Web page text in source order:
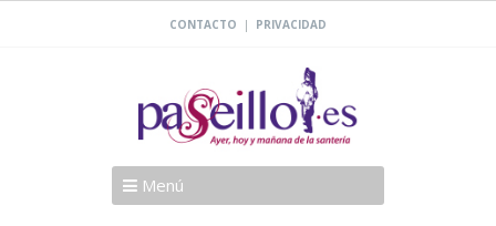
CONTACTO | PRIVACIDAD
Menú